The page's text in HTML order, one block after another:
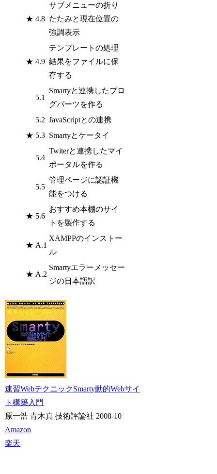
★ 4.8
サブメニューの折り
たたみと現在位置の
強調表示
★ 4.9
テンプレートの処理
結果をファイルに保
存する
5.1
Smartyと連携したブロ
グパーツを作る
5.2 JavaScriptとの連携
★ 5.3 Smartyとケータイ
5.4
Twiterと連携したマイ
ポータルを作る
5.5
管理ページに認証機
能をつける
★ 5.6
おすすめ本棚のサイ
トを製作する
★ A.1
XAMPPのインストー
ル
★ A.2
Smartyエラーメッセー
ジの日本語訳
速習WebテクニックSmarty動的Webサイ
ト構築入門
原一浩 青木真 技術評論社 2008-10
Amazon
楽天